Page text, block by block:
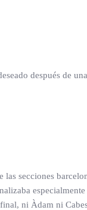
después de
secciones
ni Àdam ni